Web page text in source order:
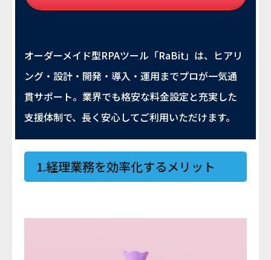
オーダーメイド型RPAツール「RaBit」は、ヒアリ
ング・設計・開発・導入・運用までプロが一気通
貫サポート。業界でも格安な料金設定と充実した
支援体制で、長く安心してご利用いただけます。
1.経理業務を効率化するメリット